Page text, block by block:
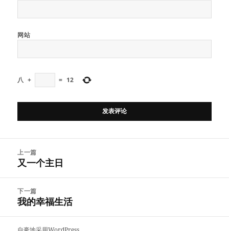
网站
八 + = 12
航
上一篇
上
文
章：
又一个主日
下一篇
下
文
我的幸福生活